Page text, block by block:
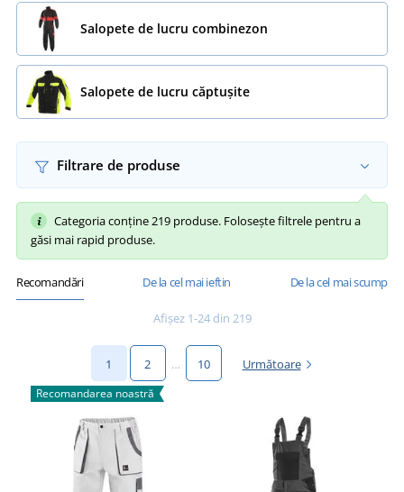
Salopete de lucru combinezon
Salopete de lucru căptușite
Filtrare de produse
Categoria conține 219 produse. Folosește filtrele pentru a
găsi mai rapid produse.
Recomandări De la cel mai ieftin De la cel mai scump
Afișez 1-24 din 219
1 2 … 10 Următoare
Recomandarea noastră